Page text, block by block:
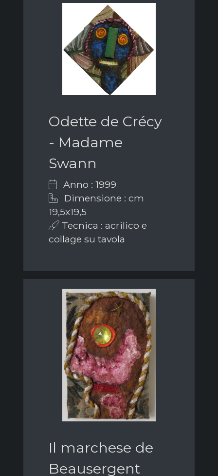
Odette de Crécy
- Madame
Swann
Anno : 1999
Dimensione : cm
19,5x19,5
Tecnica : acrilico e
collage su tavola
Il marchese de
Beausergent